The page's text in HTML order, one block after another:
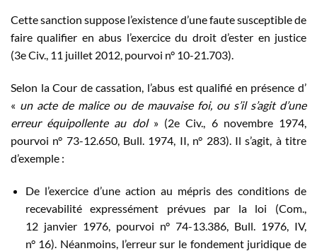
Cette sanction suppose l’existence d’une faute susceptible de
faire qualifier en abus l’exercice du droit d’ester en justice
(3e Civ., 11 juillet 2012, pourvoi n° 10-21.703).
Selon la Cour de cassation, l’abus est qualifié en présence d’
« un acte de malice ou de mauvaise foi, ou s’il s’agit d’une
erreur équipollente au dol» (2e Civ., 6 novembre 1974,
pourvoi n° 73-12.650, Bull. 1974, II, n° 283). Il s’agit, à titre
d’exemple :
De l’exercice d’une action au mépris des conditions de
recevabilité expressément prévues par la loi (Com.,
12 janvier 1976, pourvoi n° 74-13.386, Bull. 1976, IV,
n° 16). Néanmoins, l’erreur sur le fondement juridique de